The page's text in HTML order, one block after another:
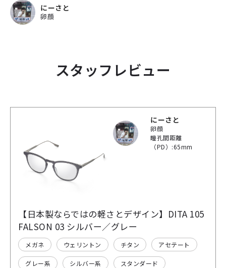
にーさと
卵顔
スタッフレビュー
にーさと
卵顔
瞳孔間距離
（PD）:65mm
【日本製ならではの軽さとデザイン】DITA 105
FALSON 03 シルバー／グレー
メガネ ウェリントン チタン アセテート
グレー系 シルバー系 スタンダード